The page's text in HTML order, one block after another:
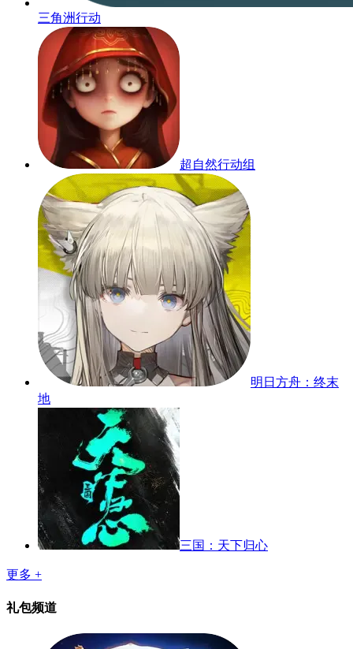
三角洲行动
超自然行动组
明日方舟：终末
地
三国：天下归心
更多 +
礼包频道